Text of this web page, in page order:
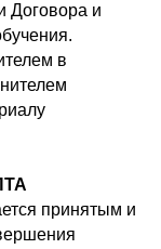
Договора и
в
принятым и